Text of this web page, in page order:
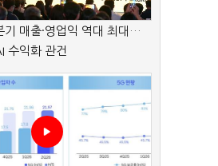
기 매출·영업익 역대 최대…
수익화 관건